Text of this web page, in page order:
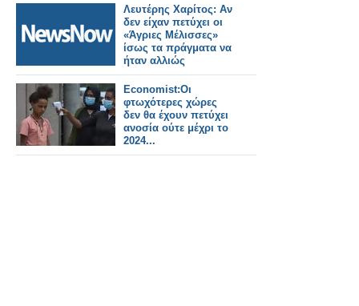
Λευτέρης Χαρίτος: Αν
δεν είχαν πετύχει οι
«Άγριες Μέλισσες»
ίσως τα πράγματα να
ήταν αλλιώς
Economist:Oι
φτωχότερες χώρες
δεν θα έχουν πετύχει
ανοσία ούτε μέχρι το
2024...